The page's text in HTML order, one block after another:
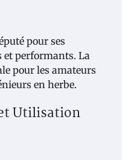
pour ses
et performants. La
pour les amateurs
en herbe.
Utilisation